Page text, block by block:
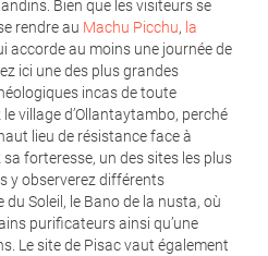
Bien que les visiteurs se
rendre au Machu Picchu, la
accorde au moins une journée de
ici une des plus grandes
incas de toute
le village d’Ollantaytambo, perché
lieu de résistance face à
sa forteresse, un des sites les plus
y observerez différents
Soleil, le Bano de la nusta, où
purificateurs ainsi qu’une
Le site de Pisac vaut également